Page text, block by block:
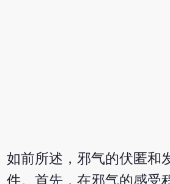
如前所述，邪气的伏匿和
件。首先，在邪气的感受